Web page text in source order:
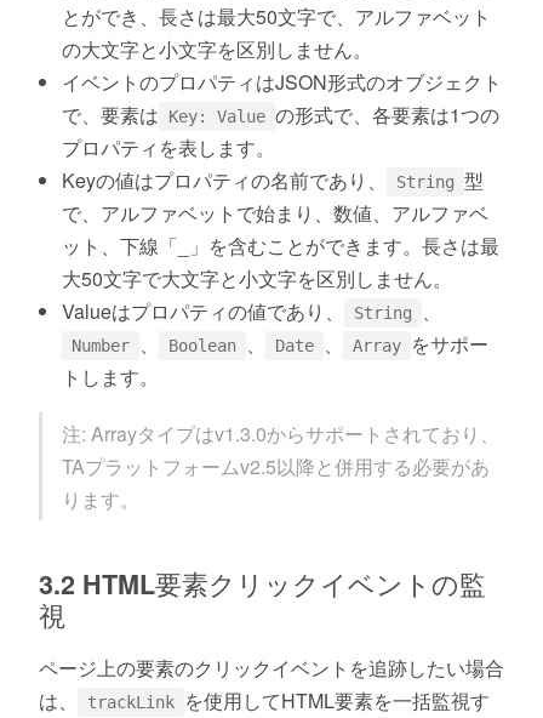
とができ、長さは最大50文字で、アルファベット
の大文字と小文字を区別しません。
イベントのプロパティはJSON形式のオブジェクト
で、要素は
Key: Value の形式で、各要素は1つの
プロパティを表します。
Keyの値はプロパティの名前であり、
String 型
で、アルファベットで始まり、数値、アルファベ
ット、下線「_」を含むことができます。長さは最
大50文字で大文字と小文字を区別しません。
Valueはプロパティの値であり、
String 、
Number 、 Boolean 、 Date 、 Array
をサポー
トします。
注: Arrayタイプはv1.3.0からサポートされており、
TAプラットフォームv2.5以降と併用する必要があ
ります。
3.2 HTML要素クリックイベントの監
視
ページ上の要素のクリックイベントを追跡したい場合
は、
trackLink
を使用してHTML要素を一括監視す